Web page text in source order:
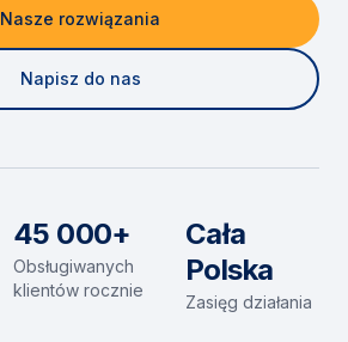
Nasze rozwiązania
Napisz do nas
45 000+
Obsługiwanych
klientów rocznie
Cała
Polska
Zasięg działania